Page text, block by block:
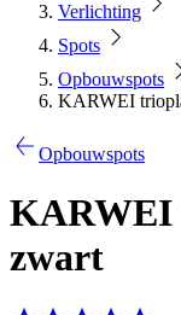
Verlichting
Spots
Opbouwspots
KARWEI
Opbouwspots
KARWEI
zwart